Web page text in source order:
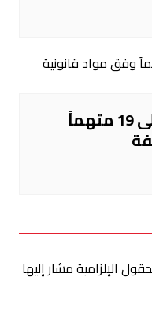
عمليات بغداد: القبض على 19 متهماً
الإلزامية مشار إليها